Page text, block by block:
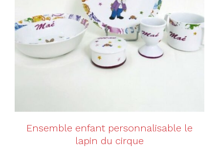
AJOUTER AU PANIER / DÉTAILS
Ensemble enfant personnalisable le
lapin du cirque